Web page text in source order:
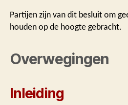
Partijen zijn van dit besluit om
houden op de hoogte gebracht.
Overwegingen
Inleiding